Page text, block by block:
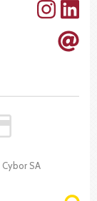
Cybor SA